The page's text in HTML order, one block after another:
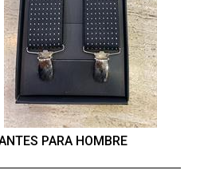
PARA HOMBRE